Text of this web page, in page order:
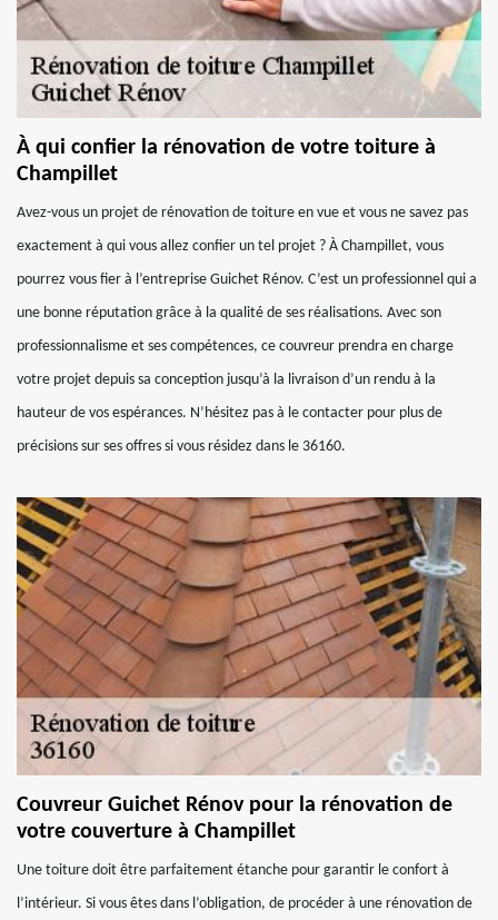
À qui confier la rénovation de votre toiture à
Champillet
Avez-vous un projet de rénovation de toiture en vue et vous ne savez pas
exactement à qui vous allez confier un tel projet ? À Champillet, vous
pourrez vous fier à l’entreprise Guichet Rénov. C’est un professionnel qui a
une bonne réputation grâce à la qualité de ses réalisations. Avec son
professionnalisme et ses compétences, ce couvreur prendra en charge
votre projet depuis sa conception jusqu’à la livraison d’un rendu à la
hauteur de vos espérances. N’hésitez pas à le contacter pour plus de
précisions sur ses offres si vous résidez dans le 36160.
Couvreur Guichet Rénov pour la rénovation de
votre couverture à Champillet
Une toiture doit être parfaitement étanche pour garantir le confort à
l’intérieur. Si vous êtes dans l’obligation, de procéder à une rénovation de